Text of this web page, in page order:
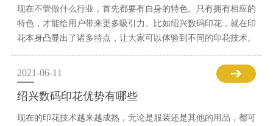
现在不管做什么行业，首先都要有自身的特色。只有拥有相应的
特色，才能给用户带来更多吸引力。比如绍兴数码印花，就在印
花本身凸显出了诸多特点，让大家可以体验到不同的印花技术。
2021-06-11
绍兴数码印花优势有哪些
现在的印花技术越来越成熟，无论是服装还是其他的用品，都可